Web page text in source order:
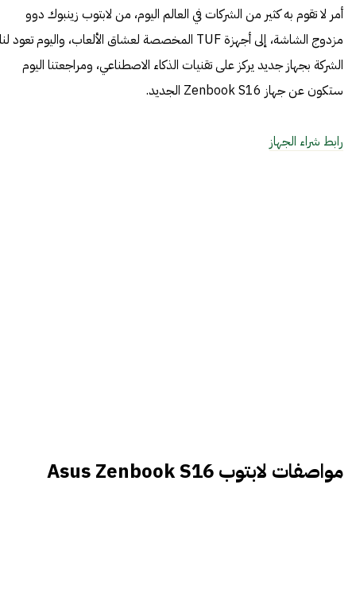
أمر لا تقوم به كثير من الشركات في العالم اليوم، من لابتوب زينبوك دوو
مزدوج الشاشة، إلى أجهزة TUF المخصصة لعشاق الألعاب، واليوم تعود لنا
الشركة بجهاز جديد يركز على تقنيات الذكاء الاصطناعي، ومراجعتنا اليوم
ستكون عن جهاز Zenbook S16 الجديد.
رابط شراء الجهاز
مواصفات لابتوب Asus Zenbook S16